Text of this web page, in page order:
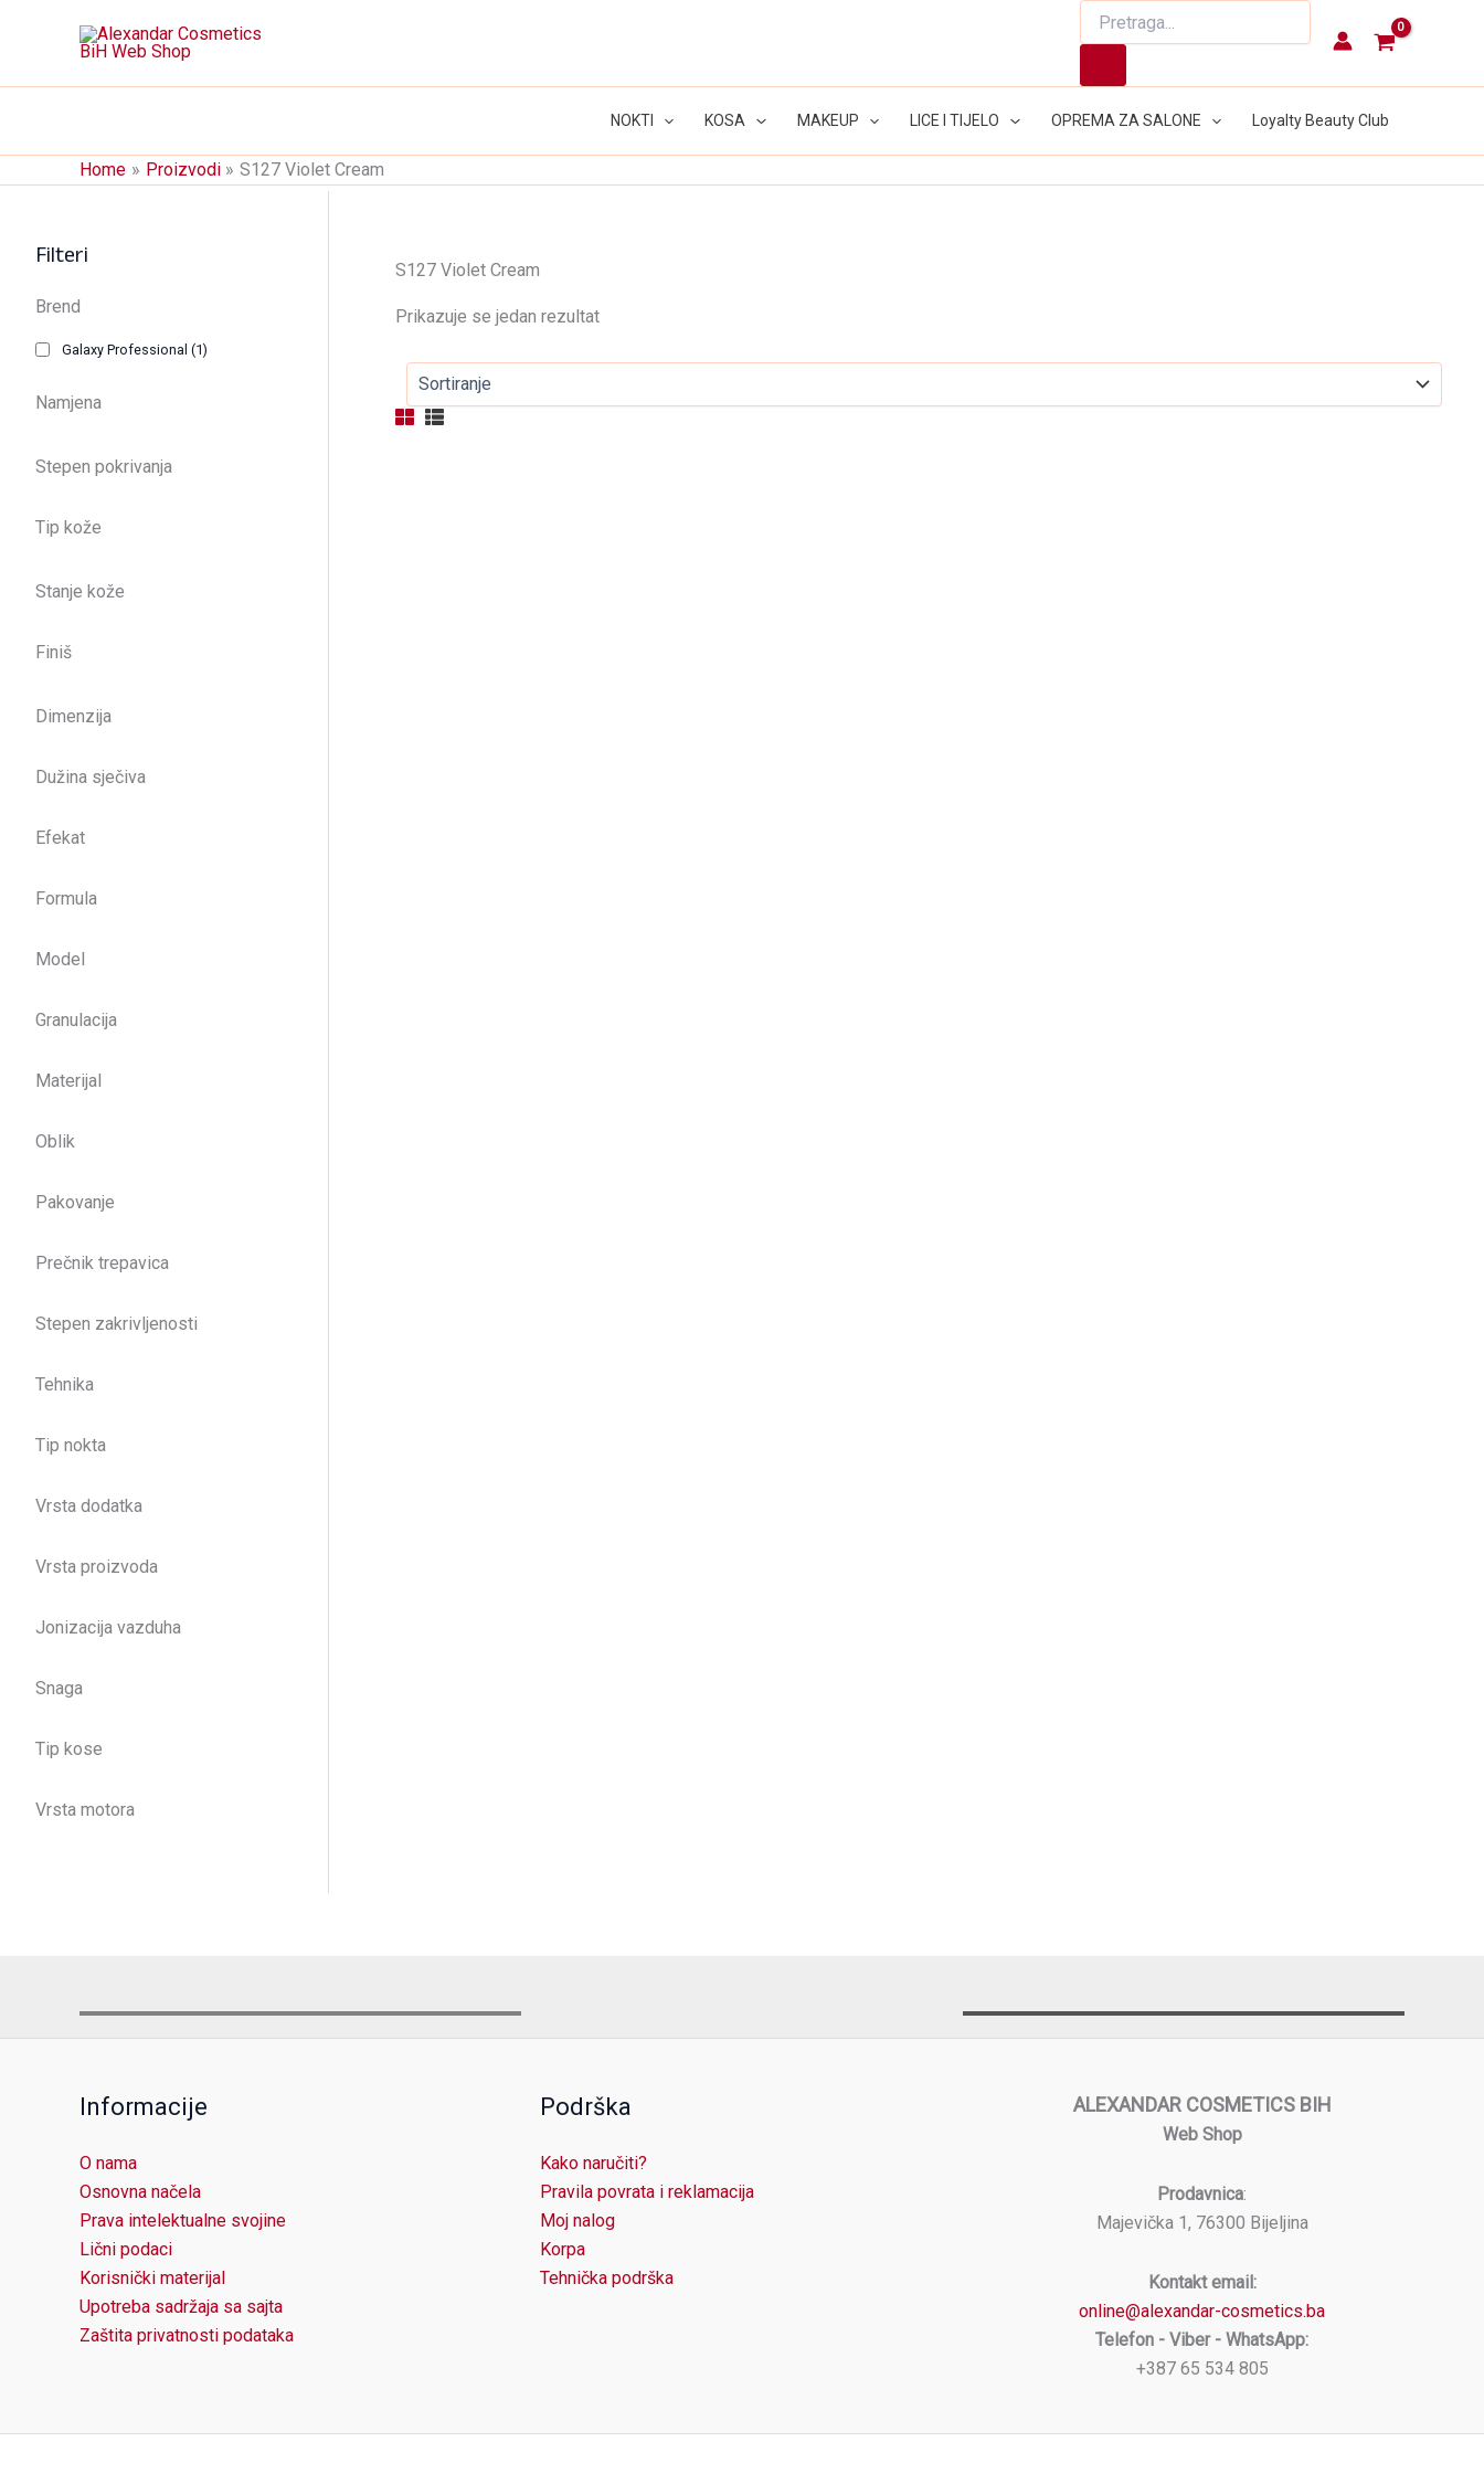
search
NOKTI KOSA MAKEUP LICE I TIJELO OPREMA ZA SALONE Loyalty Beauty Club
Home Proizvodi S127 Violet Cream
Filteri
Brend
Galaxy Professional (1)
Namjena
Stepen pokrivanja
Tip kože
Stanje kože
Finiš
Dimenzija
Dužina sječiva
Efekat
Formula
Model
Granulacija
Materijal
Oblik
Pakovanje
Prečnik trepavica
Stepen zakrivljenosti
Tehnika
Tip nokta
Vrsta dodatka
Vrsta proizvoda
Jonizacija vazduha
Snaga
Tip kose
Vrsta motora
S127 Violet Cream
Prikazuje se jedan rezultat
Informacije
O nama
Osnovna načela
Prava intelektualne svojine
Lični podaci
Korisnički materijal
Upotreba sadržaja sa sajta
Zaštita privatnosti podataka
Podrška
Kako naručiti?
Pravila povrata i reklamacija
Moj nalog
Korpa
Tehnička podrška
ALEXANDAR COSMETICS BIH
Web Shop
Prodavnica:
Majevička 1, 76300 Bijeljina
Kontakt email:
online@alexandar-cosmetics.ba
Telefon - Viber - WhatsApp:
+387 65 534 805